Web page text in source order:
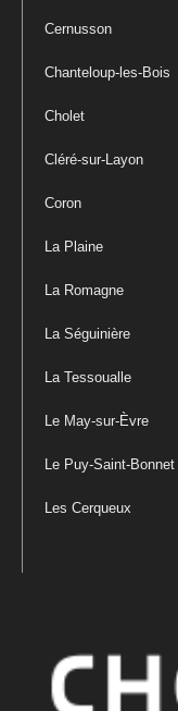
Cernusson
Chanteloup-les-Bois
Cholet
Cléré-sur-Layon
Coron
La Plaine
La Romagne
La Séguinière
La Tessoualle
Le May-sur-Èvre
Le Puy-Saint-Bonnet
Les Cerqueux